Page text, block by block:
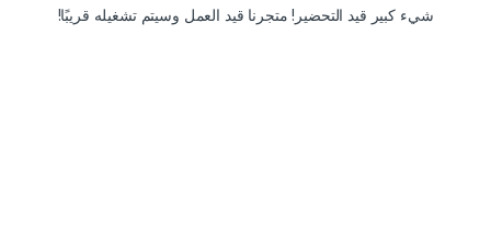
شيء كبير قيد التحضير! متجرنا قيد العمل وسيتم تشغيله قريبًا!